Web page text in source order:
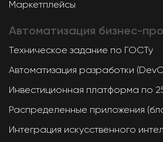
Маркетплейсы
Автоматизация бизнес-
Техническое задание по ГОСТу
Автоматизация разработки
Инвестиционная платформа по
Распределенные приложения
Интеграция искусственного